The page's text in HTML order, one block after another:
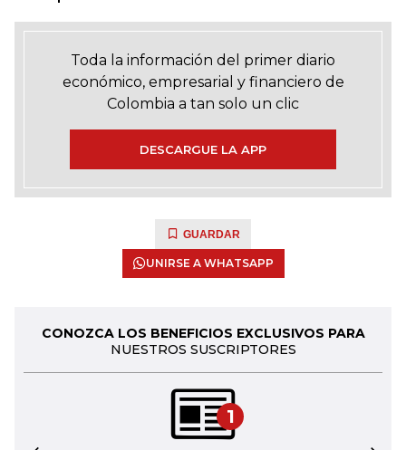
Toda la información del primer diario
económico, empresarial y financiero de
Colombia a tan solo un clic
DESCARGUE LA APP
GUARDAR
UNIRSE A WHATSAPP
CONOZCA LOS BENEFICIOS EXCLUSIVOS PARA
NUESTROS SUSCRIPTORES
1